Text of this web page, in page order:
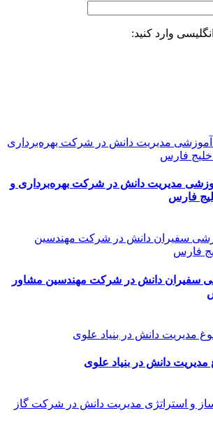
وارد کنید:
مدیریت دانش در شرکت بهره‌برداری و
فارس
سفیران دانش در شرکت مهندسین مشاور
مدیریت دانش در بنیاد علوی